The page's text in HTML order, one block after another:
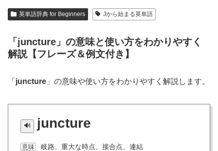
英単語辞典 for Beginners Jから始まる英単語
「juncture」の意味と使い方をわかりやすく
解説【フレーズ＆例文付き】
「 juncture 」の意味や使い方をわかりやすく解説します。
juncture
意味 岐路、重大な時点、接合点、連結